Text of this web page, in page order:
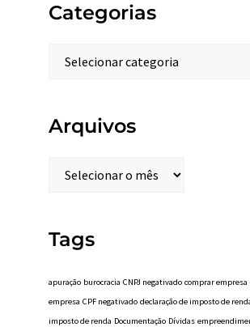
Categorias
Arquivos
Tags
apuração burocracia CNPJ negativado comprar empresa
empresa CPF negativado declaração de imposto de
imposto de renda Documentação Dívidas